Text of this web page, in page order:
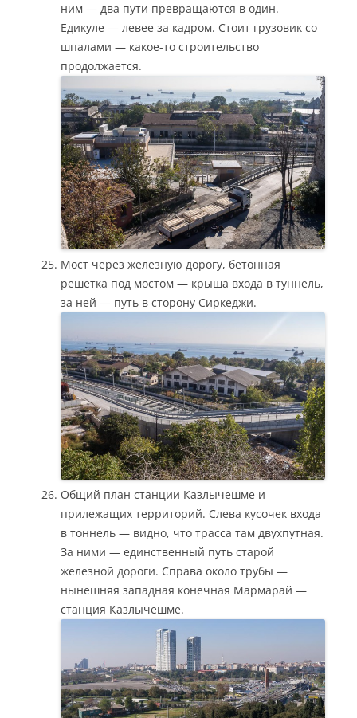
ним — два пути превращаются в один.
Едикуле — левее за кадром. Стоит грузовик со
шпалами — какое-то строительство
продолжается.
Мост через железную дорогу, бетонная
решетка под мостом — крыша входа в туннель,
за ней — путь в сторону Сиркеджи.
Общий план станции Казлычешме и
прилежащих территорий. Слева кусочек входа
в тоннель — видно, что трасса там двухпутная.
За ними — единственный путь старой
железной дороги. Справа около трубы —
нынешняя западная конечная Мармарай —
станция Казлычешме.